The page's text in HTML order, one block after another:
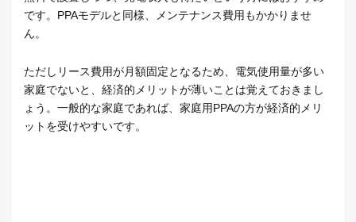
です。PPAモデルと同様、メンテナンス費用もかかりませ
ん。
ただしリース費用が月額固定となるため、電気使用量が多い
家庭でないと、経済的メリットが薄いことは覚えておきまし
ょう。一般的な家庭であれば、家庭用PPAの方が経済的メリ
ットを受けやすいです。